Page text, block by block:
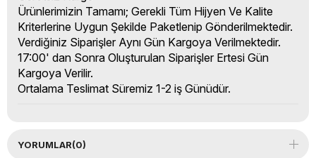
Ürünlerimizin Tamamı; Gerekli Tüm Hijyen Ve Kalite
Kriterlerine Uygun Şekilde Paketlenip Gönderilmektedir.
Verdiğiniz Siparişler Aynı Gün Kargoya Verilmektedir.
17:00' dan Sonra Oluşturulan Siparişler Ertesi Gün
Kargoya Verilir.
Ortalama Teslimat Süremiz 1-2 iş Günüdür.
YORUMLAR(0)